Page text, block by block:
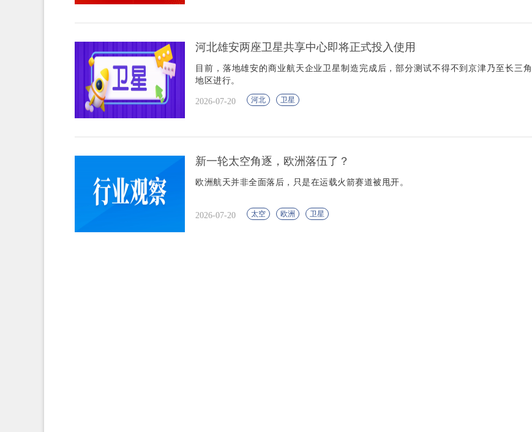
河北雄安两座卫星共享中心即将正式投入使用
目前，落地雄安的商业航天企业卫星制造完成后，部分测试不得不到京津乃至长三角
地区进行。
2026-07-20 河北 卫星
新一轮太空角逐，欧洲落伍了？
欧洲航天并非全面落后，只是在运载火箭赛道被甩开。
2026-07-20 太空 欧洲 卫星